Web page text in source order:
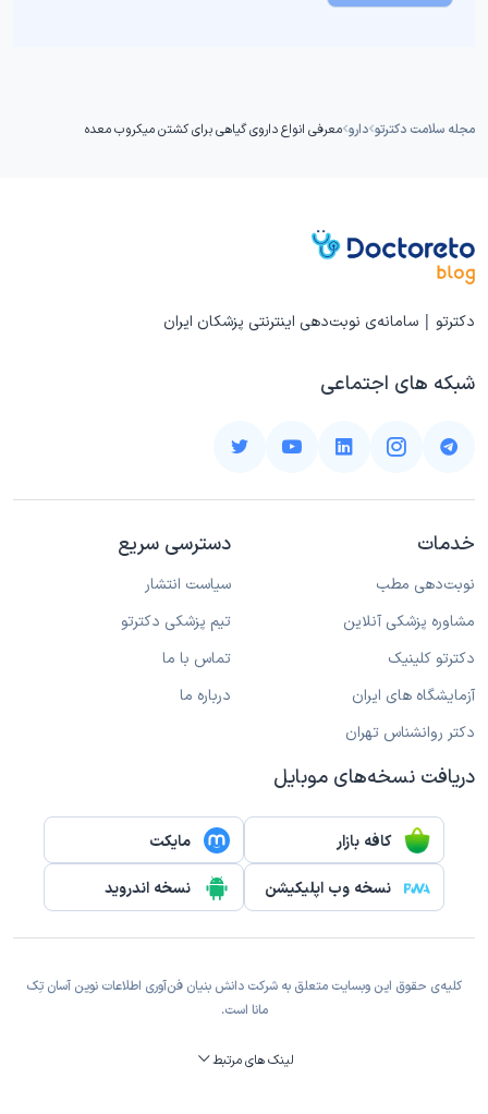
مجله سلامت دکترتو دارو معرفی انواع داروی گیاهی برای کشتن میکروب معده
دکترتو | سامانه‌ی نوبت‌دهی اینترنتی پزشکان ایران
شبکه های اجتماعی
خدمات
نوبت‌دهی مطب
مشاوره پزشکی آنلاین
دکترتو کلینیک
آزمایشگاه های ایران
دکتر روانشناس تهران
دسترسی سریع
سیاست انتشار
تیم پزشکی دکترتو
تماس با ما
درباره ما
دریافت نسخه‌های موبایل
کافه بازار مایکت
نسخه وب اپلیکیشن نسخه اندروید
کلیه‌ی حقوق این وبسایت متعلق به شرکت دانش بنیان فن‌آوری اطلاعات نوین آسان تِک
مانا است.
لینک های مرتبط